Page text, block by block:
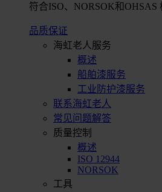
符合ISO、NORSOK和OHSAS
品质保证
海虹老人服务
概述
船舶漆服务
工业防护漆服务
联系海虹老人
常见问题解答
质量控制
概述
ISO 12944
NORSOK
工具